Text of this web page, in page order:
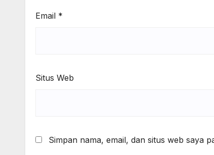
Email *
Situs Web
Simpan nama, email, dan situs web saya